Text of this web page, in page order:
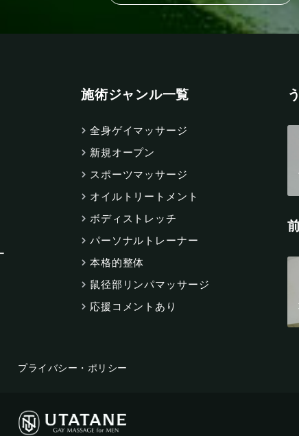
施術ジャンル一覧
全身ゲイマッサージ
新規オープン
スポーツマッサージ
オイルトリートメント
ボディストレッチ
パーソナルトレーナー
本格的整体
鼠径部リンパマッサージ
応援コメントあり
プライバシー・ポリシー